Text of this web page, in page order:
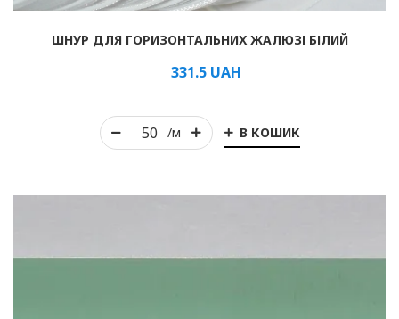
/м В КОШИК
ШНУР ДЛЯ ГОРИЗОНТАЛЬНИХ ЖАЛЮЗІ БІЛИЙ
331.5UAH